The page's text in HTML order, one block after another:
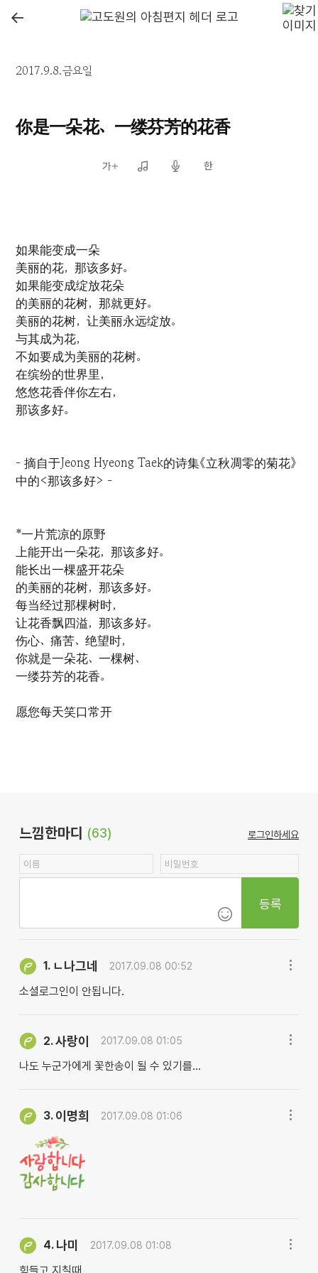
←
2017.9.8.금요일
你是一朵花、一缕芬芳的花香
如果能变成一朵
美丽的花，那该多好。
如果能变成绽放花朵
的美丽的花树，那就更好。
美丽的花树，让美丽永远绽放。
与其成为花，
不如要成为美丽的花树。
在缤纷的世界里，
悠悠花香伴你左右，
那该多好。
- 摘自于Jeong Hyeong Taek的诗集《立秋凋零的菊花》
中的<那该多好> -
*一片荒凉的原野
上能开出一朵花，那该多好。
能长出一棵盛开花朵
的美丽的花树，那该多好。
每当经过那棵树时，
让花香飘四溢，那该多好。
伤心、痛苦、绝望时，
你就是一朵花、一棵树、
一缕芬芳的花香。
愿您每天笑口常开
느낌한마디 (63) 로그인하세요
등록
1. ㄴ나그네 2017.09.08 00:52
소셜로그인이 안됩니다.
2.사랑이 2017.09.08 01:05
나도 누군가에게 꽃한송이 될 수 있기를...
3. 이명희 2017.09.08 01:06
4. 나미 2017.09.08 01:08